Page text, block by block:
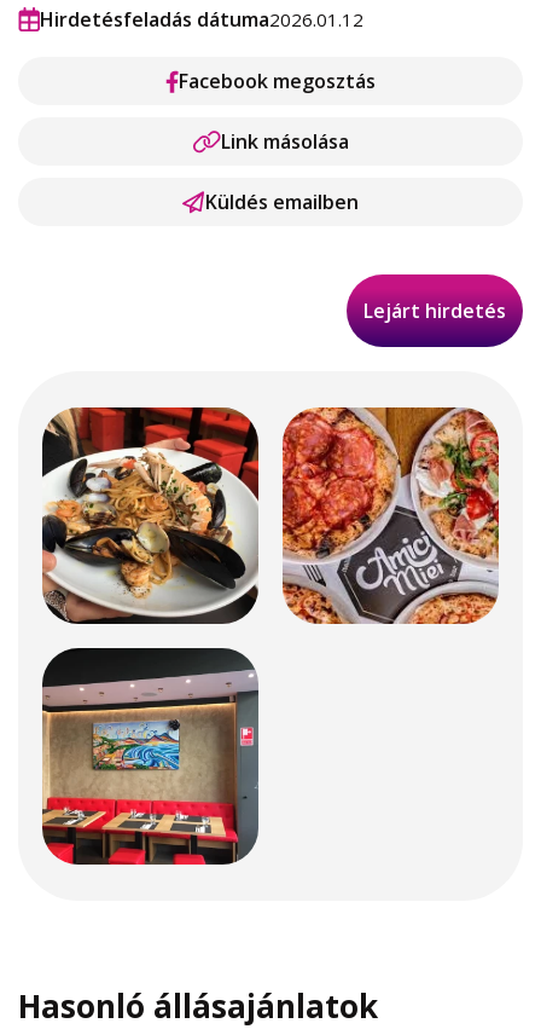
Hirdetésfeladás dátuma2026.01.12
Facebook megosztás
Link másolása
Küldés emailben
Lejárt hirdetés
Hasonló állásajánlatok